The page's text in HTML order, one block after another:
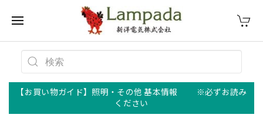
【お買い物ガイド】照明・その他 基本情報 ※必ずお読み
ください